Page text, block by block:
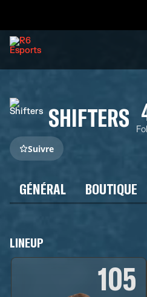
SHIFTERS
Suivre
GÉNÉRAL BOUTIQUE
LINEUP
105